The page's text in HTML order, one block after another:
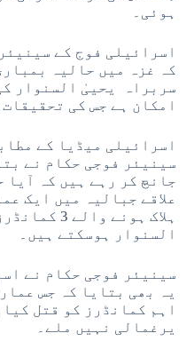
ہوئی۔
اسرائیلی فوج کے
کہ غزہ میں حالیہ
سربراہ یحییٰ السنوار
امکان ہے جس کی
اسرائیلی میڈیا کے
سینیئر فوجی حکام نے
جانچ کر رہے ہیں کہ آیا
علاقے جبالیہ میں ایک
ہلاک ہونے
السنوار ہوسکتے ہیں۔
سینیئر فوجی حکام نے
اہم کمانڈرز کو قتل
یرغمالی نہیں ملے۔